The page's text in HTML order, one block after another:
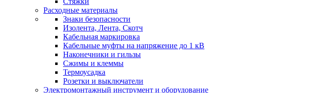
Расходные материалы
Знаки безопасности
Изолента, Лента, Скотч
Кабельная маркировка
Кабельные муфты на напряжение до 1 кВ
Наконечники и гильзы
Сжимы и клеммы
Термоусадка
Розетки и выключатели
Электромонтажный инструмент и оборудование